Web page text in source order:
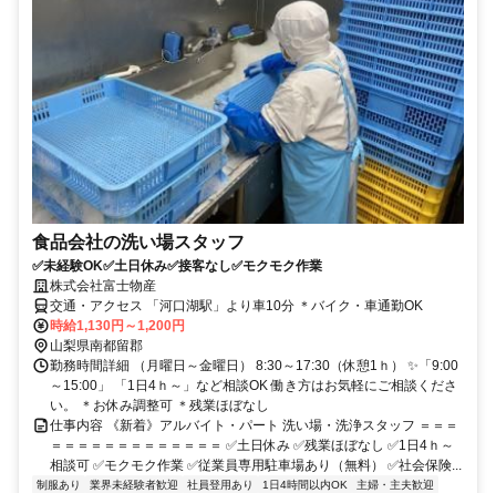
食品会社の洗い場スタッフ
✅未経験OK✅土日休み✅接客なし✅モクモク作業
株式会社富士物産
交通・アクセス 「河口湖駅」より車10分 ＊バイク・車通勤OK
時給1,130円～1,200円
山梨県南都留郡
勤務時間詳細 （月曜日～金曜日） 8:30～17:30（休憩1ｈ） ✨「9:00
～15:00」 「1日4ｈ～」など相談OK 働き方はお気軽にご相談くださ
い。 ＊お休み調整可 ＊残業ほぼなし
仕事内容 《新着》アルバイト・パート 洗い場・洗浄スタッフ ＝＝＝
＝＝＝＝＝＝＝＝＝＝＝＝＝ ✅土日休み ✅残業ほぼなし ✅1日4ｈ～
相談可 ✅モクモク作業 ✅従業員専用駐車場あり（無料） ✅社会保険...
制服あり 業界未経験者歓迎 社員登用あり 1日4時間以内OK
主婦・主夫歓迎